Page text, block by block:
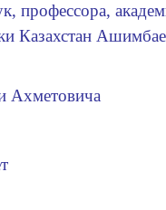
профессора,
Казахстан
Ахметовича